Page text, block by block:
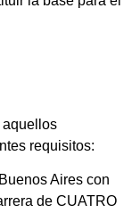
aquellos
requisitos:
Aires con
de CUATRO